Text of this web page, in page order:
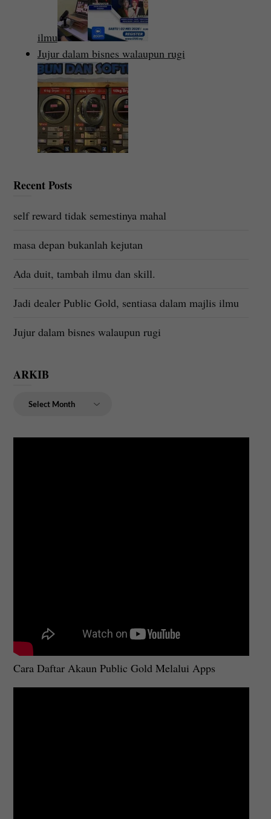
ilmu
Jujur dalam bisnes walaupun rugi
Recent Posts
self reward tidak semestinya mahal
masa depan bukanlah kejutan
Ada duit, tambah ilmu dan skill.
Jadi dealer Public Gold, sentiasa dalam majlis ilmu
Jujur dalam bisnes walaupun rugi
ARKIB
ARKIB
Cara Daftar Akaun Public Gold Melalui Apps